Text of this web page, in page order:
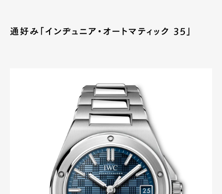
通好み「インヂュニア・オートマティック 35」